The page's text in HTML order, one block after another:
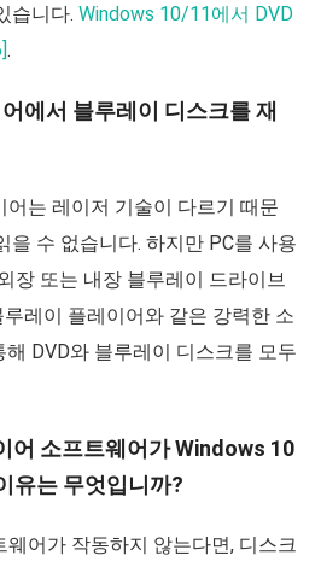
습니다. Windows 10/11에서 DVD
.
에서 블루레이 디스크를 재
어는 레이저 기술이 다르기 때문
을 수 없습니다. 하지만 PC를 사용
장 또는 내장 블루레이 드라이브
레이 플레이어와 같은 강력한 소
DVD와 블루레이 디스크를 모두
어 소프트웨어가 Windows 10
유는 무엇입니까?
웨어가 작동하지 않는다면, 디스크